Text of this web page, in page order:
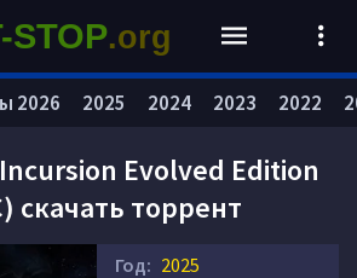
Evolved Edition
скачать торрент
Год: 2025
2026 2025 2024 2023 2022
STOP.org